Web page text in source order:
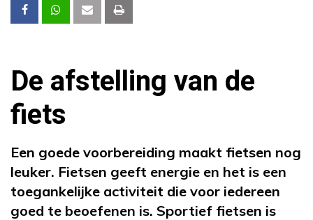
De afstelling van de
fiets
Een goede voorbereiding maakt fietsen nog
leuker. Fietsen geeft energie en het is een
toegankelijke activiteit die voor iedereen
goed te beoefenen is. Sportief fietsen is